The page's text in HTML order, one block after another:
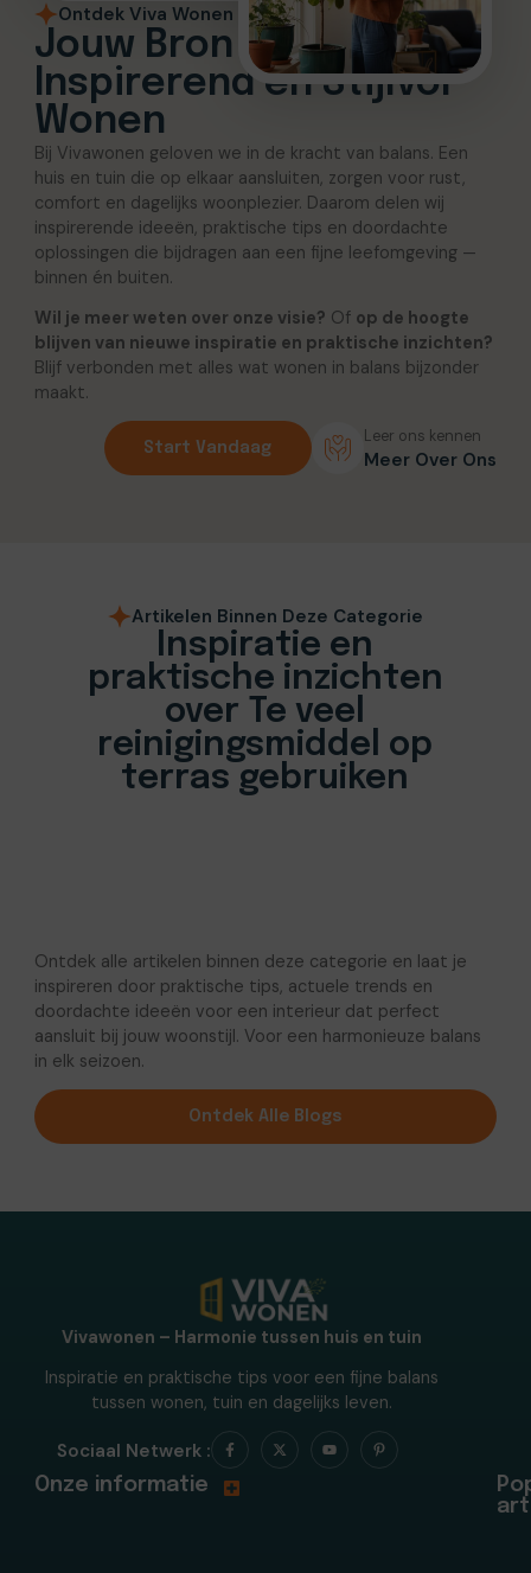
Ontdek Viva Wonen
Jouw Bron voor
Inspirerend en Stijlvol
Wonen
Bij Vivawonen geloven we in de kracht van balans. Een
huis en tuin die op elkaar aansluiten, zorgen voor rust,
comfort en dagelijks woonplezier. Daarom delen wij
inspirerende ideeën, praktische tips en doordachte
oplossingen die bijdragen aan een fijne leefomgeving —
binnen én buiten.
Wil je meer weten over onze visie? Of op de hoogte
blijven van nieuwe inspiratie en praktische inzichten?
Blijf verbonden met alles wat wonen in balans bijzonder
maakt.
Start Vandaag
Leer ons kennen
Meer Over Ons
Artikelen Binnen Deze Categorie
Inspiratie en
praktische inzichten
over Te veel
reinigingsmiddel op
terras gebruiken
Ontdek alle artikelen binnen deze categorie en laat je
inspireren door praktische tips, actuele trends en
doordachte ideeën voor een interieur dat perfect
aansluit bij jouw woonstijl. Voor een harmonieuze balans
in elk seizoen.
Ontdek Alle Blogs
Vivawonen – Harmonie tussen huis en tuin
Inspiratie en praktische tips voor een fijne balans
tussen wonen, tuin en dagelijks leven.
Sociaal Netwerk :
Onze informatie